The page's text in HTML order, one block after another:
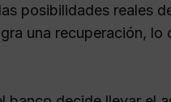
posibilidades reales
una recuperación, lo